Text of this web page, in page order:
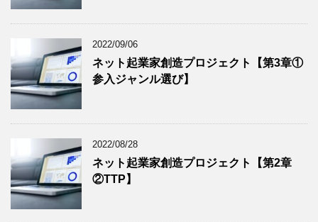
2022/09/06
ネット起業家創造プロジェクト【第3章①
参入ジャンル選び】
2022/08/28
ネット起業家創造プロジェクト【第2章
②TTP】